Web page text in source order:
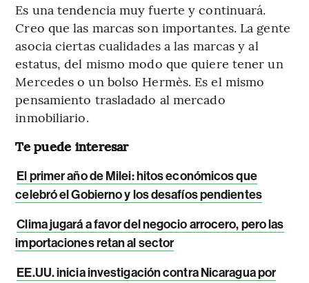
Es una tendencia muy fuerte y continuará.
Creo que las marcas son importantes. La gente
asocia ciertas cualidades a las marcas y al
estatus, del mismo modo que quiere tener un
Mercedes o un bolso Hermès. Es el mismo
pensamiento trasladado al mercado
inmobiliario.
Te puede interesar
El primer año de Milei: hitos económicos que
celebró el Gobierno y los desafíos pendientes
Clima jugará a favor del negocio arrocero, pero las
importaciones retan al sector
EE.UU. inicia investigación contra Nicaragua por